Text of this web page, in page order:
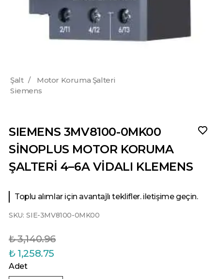
Şalt /
Motor Koruma Şalteri
Siemens
SIEMENS 3MV8100-0MK00
SİNOPLUS MOTOR KORUMA
ŞALTERİ 4–6A VİDALI KLEMENS
Toplu alımlar için avantajlı teklifler. iletişime geçin.
SKU: SIE-3MV8100-0MK00
₺ 3,140.96
₺ 1,258.75
Adet